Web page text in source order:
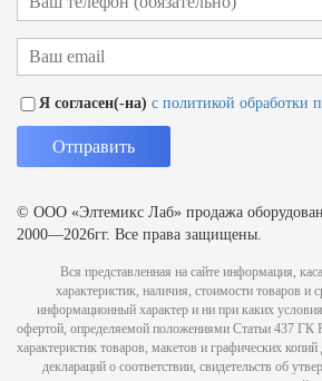
Я согласен(-на) с политикой обработки
© ООО «Элтемикс Лаб» продажа
2000—2026гг. Все права защищены.
Вся представленная на сайте информация,
характеристик, наличия, стоимости товаров и
информационный характер и ни при каких
офертой, определяемой положениями Статьи 437 ГК
характеристик товаров, макетов и графических
деклараций о соответствии, свидетельств об